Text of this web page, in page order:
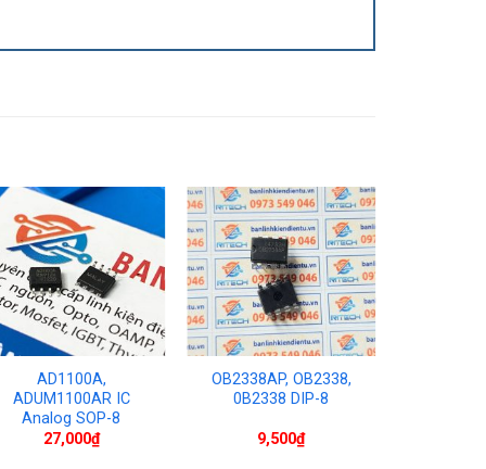
AD1100A,
ADUM1100AR IC
Analog SOP-8
27,000₫
OB2338AP, OB2338,
0B2338 DIP-8
9,500₫